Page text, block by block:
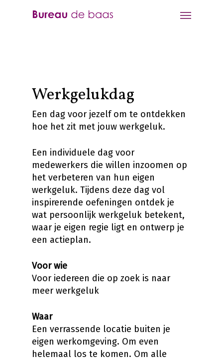
Werkgelukdag
Een dag voor jezelf om te ontdekken
hoe het zit met jouw werkgeluk.
Een individuele dag voor
medewerkers die willen inzoomen op
het verbeteren van hun eigen
werkgeluk. Tijdens deze dag vol
inspirerende oefeningen ontdek je
wat persoonlijk werkgeluk betekent,
waar je eigen regie ligt en ontwerp je
een actieplan.
Voor wie
Voor iedereen die op zoek is naar
meer werkgeluk
Waar
Een verrassende locatie buiten je
eigen werkomgeving. Om even
helemaal los te komen. Om alle